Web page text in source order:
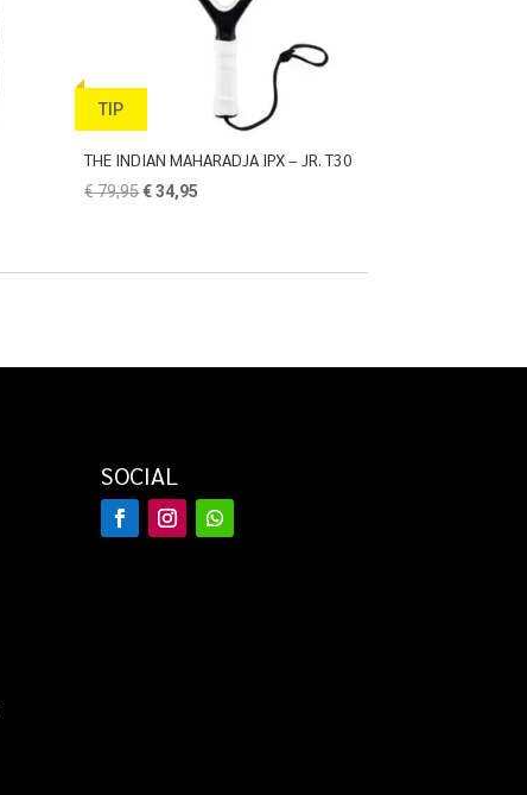
TIP
THE INDIAN MAHARADJA IPX – JR. T30
€79,95Oorspronkelijke
€34,95
SOCIAL